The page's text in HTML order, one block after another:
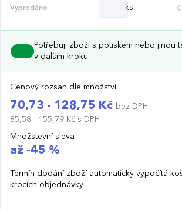
Vyprodáno ks
Potřebuji zboží s potiskem nebo jinou
v dalším kroku
Cenový rozsah dle množství
70,73 - 128,75 Kč bez DPH
85,58 - 155,79 Kč s DPH
Množstevní sleva
až -45 %
Termín dodání zboží automaticky vypočítá
krocích objednávky